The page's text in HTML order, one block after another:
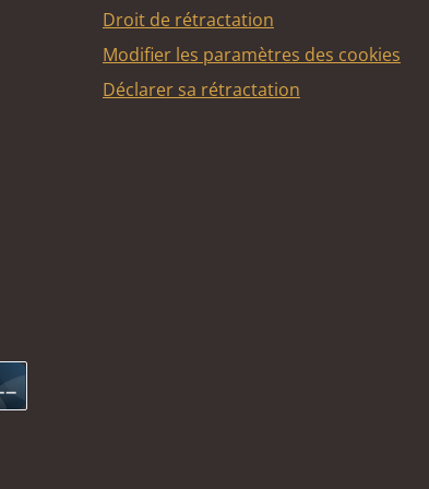
Droit de rétractation
Modifier les paramètres des cookies
Déclarer sa rétractation